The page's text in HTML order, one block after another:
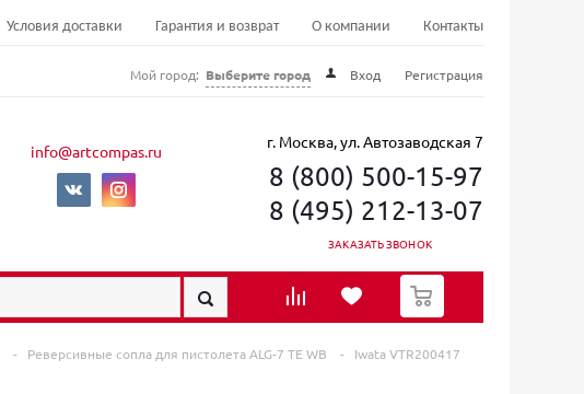
Условия доставки Гарантия и возврат О компании Контакты
Мой город: Выберите город Вход Регистрация
info@artcompas.ru г. Москва, ул. Автозаводская 7
8 (800) 500-15-97
8 (495) 212-13-07
ЗАКАЗАТЬ ЗВОНОК
0
- Реверсивные сопла для пистолета ALG-7 TE WB -
Iwata VTR200417